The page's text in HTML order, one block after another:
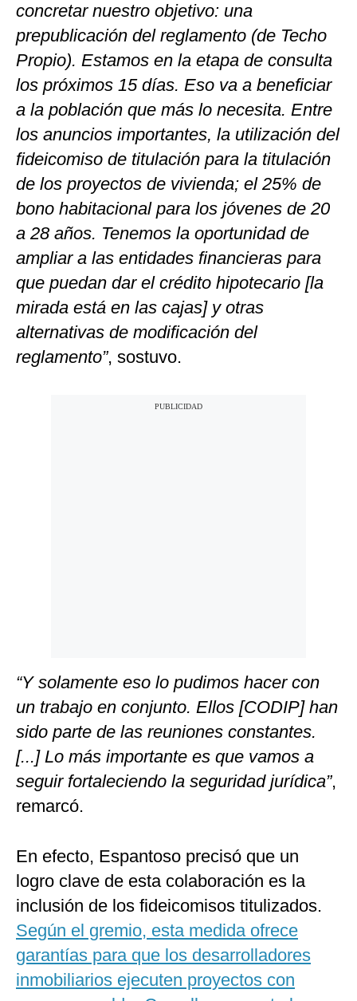
concretar nuestro objetivo: una
prepublicación del reglamento (de Techo
Propio). Estamos en la etapa de consulta
los próximos 15 días. Eso va a beneficiar
a la población que más lo necesita. Entre
los anuncios importantes, la utilización del
fideicomiso de titulación para la titulación
de los proyectos de vivienda; el 25% de
bono habitacional para los jóvenes de 20
a 28 años. Tenemos la oportunidad de
ampliar a las entidades financieras para
que puedan dar el crédito hipotecario [la
mirada está en las cajas] y otras
alternativas de modificación del
reglamento”, sostuvo.
“Y solamente eso lo pudimos hacer con
un trabajo en conjunto. Ellos [CODIP] han
sido parte de las reuniones constantes.
[...] Lo más importante es que vamos a
seguir fortaleciendo la seguridad jurídica”,
remarcó.
En efecto, Espantoso precisó que un
logro clave de esta colaboración es la
inclusión de los fideicomisos titulizados.
Según el gremio, esta medida ofrece
garantías para que los desarrolladores
inmobiliarios ejecuten proyectos con